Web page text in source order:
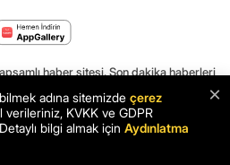
haber sitesi. Son dakika haberleri
Kurban Kesim Bedellerini Açıkladı -
×
adına sitemizde çerez
verileriniz, KVKK ve GDPR
bilgi almak için Aydınlatma